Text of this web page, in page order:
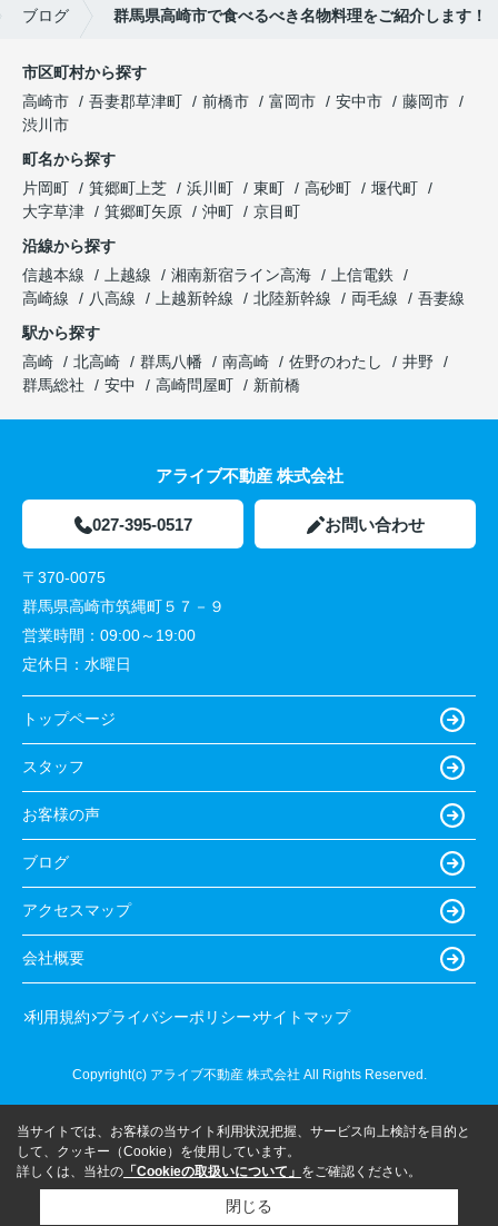
ブログ 群馬県高崎市で食べるべき名物料理をご紹介します！
市区町村から探す
高崎市
吾妻郡草津町 前橋市 富岡市 安中市
藤岡市
渋川市
町名から探す
片岡町
箕郷町上芝 浜川町 東町 高砂町
堰代町
大字草津
箕郷町矢原 沖町
京目町
沿線から探す
信越本線
上越線 湘南新宿ライン高海
上信電鉄
高崎線
八高線 上越新幹線 北陸新幹線 両毛線
吾妻線
駅から探す
高崎
北高崎 群馬八幡 南高崎 佐野のわたし
井野
群馬総社
安中 高崎問屋町 新前橋
アライブ不動産 株式会社
027-395-0517 お問い合わせ
〒370-0075
群馬県高崎市筑縄町５７－９
営業時間： 09:00～19:00
定休日： 水曜日
トップページ
スタッフ
お客様の声
ブログ
アクセスマップ
会社概要
利用規約 プライバシーポリシー サイトマップ
Copyright(c) アライブ不動産 株式会社 All Rights Reserved.
当サイトでは、お客様の当サイト利用状況把握、サービス向上検討を目的と
して、クッキー（Cookie）を使用しています。
詳しくは、当社の 「Cookieの取扱いについて」 をご確認ください。
閉じる